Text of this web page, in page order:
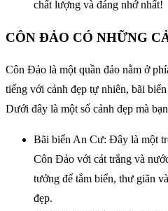
chất lượng và đáng nhớ nhất!
CÔN ĐẢO CÓ NHỮNG
Côn Đảo là một quần đảo nằm ở
tiếng với cảnh đẹp tự nhiên, bãi
Dưới đây là một số cảnh đẹp mà
Bãi biển An Cư: Đây là một
Côn Đảo với cát trắng và
tưởng để tắm biển, thư giãn
đẹp.